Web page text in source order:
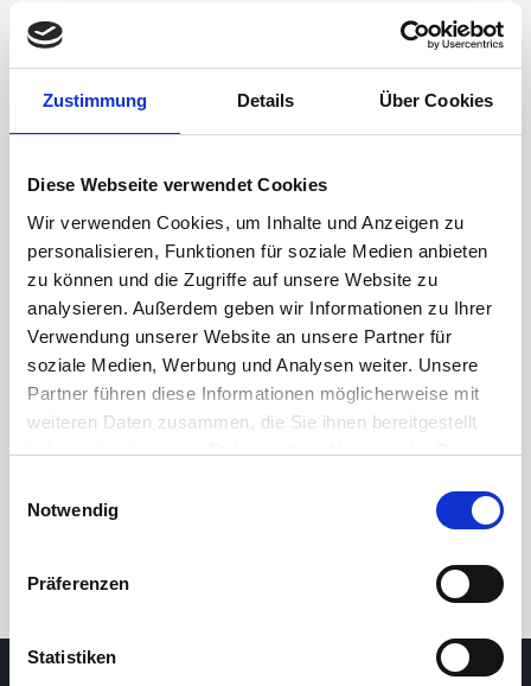
Zustimmung Details Über Cookies
Diese Webseite verwendet Cookies
Wir verwenden Cookies, um Inhalte und Anzeigen zu
personalisieren, Funktionen für soziale Medien anbieten
zu können und die Zugriffe auf unsere Website zu
analysieren. Außerdem geben wir Informationen zu Ihrer
Verwendung unserer Website an unsere Partner für
soziale Medien, Werbung und Analysen weiter. Unsere
Partner führen diese Informationen möglicherweise mit
weiteren Daten zusammen, die Sie ihnen bereitgestellt
haben oder die sie im Rahmen Ihrer Nutzung der Dienste
Notwendig
Präferenzen
Statistiken
1m 3m 5y